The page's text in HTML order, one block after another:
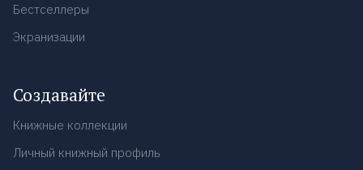
Бестселлеры
Экранизации
Создавайте
Книжные коллекции
Личный книжный профиль